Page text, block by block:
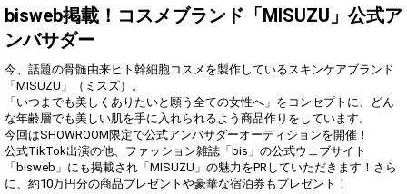
得！
Gifting
Throw gifts to the stage and join
the live performance.
First, try throwing free Stars
(once a day)! You can also charge
Show Gold to purchase gifts
(available from 1 JPY)! When you
continue to send gifts to the
performer(s), the performer's
refrain from posting comments
that may offend performers or
other users.
bisweb掲載！コスメブランド「MISUZU」公式ア
ンバサダー
今、話題の骨髄由来ヒト幹細胞コスメを製作しているスキンケアブランド
「MISUZU」（ミスズ）。
「いつまでも美しくありたいと願う全ての女性へ」をコンセプトに、どん
な年齢層でも美しい肌を手に入れられるよう商品作りをしています。
今回はSHOWROOM限定で公式アンバサダーオーディションを開催！
公式TikTok出演の他、ファッション雑誌「bis」の公式ウェブサイト
「bisweb」にも掲載され「MISUZU」の魅力をPRしていただきます！さら
に、約10万円分の商品プレゼントや豪華な宿泊券もプレゼント！